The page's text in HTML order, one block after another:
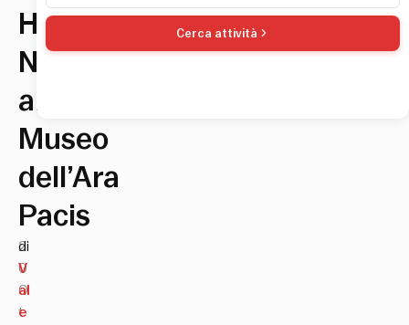
Helmut
Newton
al
Museo
dell’Ara
Pacis
2
0
O
t
di
V
al
e
Cerca attività